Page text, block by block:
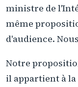
ministre de
même
d'audience.
Notre
il appartient à